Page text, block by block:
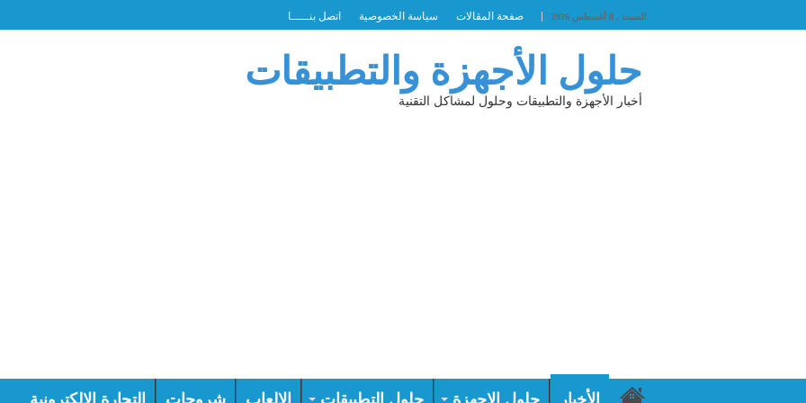
السبت , 8 أغسطس 2026 صفحة المقالات سياسة الخصوصية اتصل بنـــــا
حلول الأجهزة والتطبيقات
أخبار الأجهزة والتطبيقات وحلول لمشاكل التقنية
الأخبار حلول الاجهزة حلول التطبيقات الالعاب شروحات التجارة الالكترونية